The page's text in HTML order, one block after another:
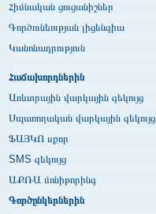
Հիմնական ցուցանիշներ
Գործունեության լիցենզիա
Կանոնադրություն
Հաճախորդներին
Առևտրային վարկային զեկույց
Սպառողական վարկային զեկույց
ՖԱՅԿՈ սքոր
SMS զեկույց
ԱՔՌԱ մոնիթորինգ
Գործընկերներին